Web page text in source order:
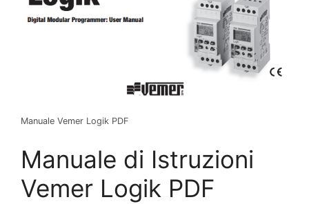
Manuale Vemer Logik PDF
Manuale di Istruzioni
Vemer Logik PDF